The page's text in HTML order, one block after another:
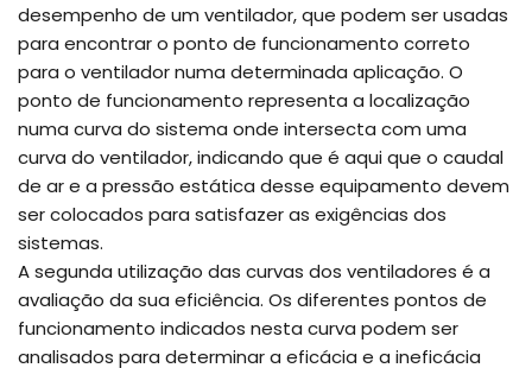
desempenho de um ventilador, que podem ser usadas
para encontrar o ponto de funcionamento correto
para o ventilador numa determinada aplicação. O
ponto de funcionamento representa a localização
numa curva do sistema onde intersecta com uma
curva do ventilador, indicando que é aqui que o caudal
de ar e a pressão estática desse equipamento devem
ser colocados para satisfazer as exigências dos
sistemas.
A segunda utilização das curvas dos ventiladores é a
avaliação da sua eficiência. Os diferentes pontos de
funcionamento indicados nesta curva podem ser
analisados para determinar a eficácia e a ineficácia